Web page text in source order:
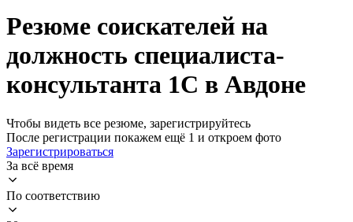
Резюме соискателей на
должность специалиста-
консультанта 1С в Авдоне
Чтобы видеть все резюме, зарегистрируйтесь
После регистрации покажем ещё 1 и откроем фото
Зарегистрироваться
За всё время
По соответствию